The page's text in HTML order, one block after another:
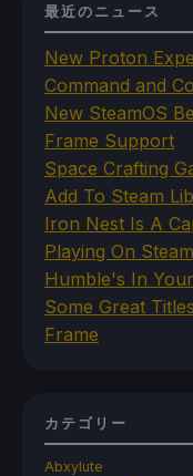
最近のニュース
New Proton
Command and
New SteamOS
Frame Support
Space Crafting
Add To Steam
Iron Nest Is A
Playing On
Humble's In
Some Great
Frame
カテゴリー
Abxylute